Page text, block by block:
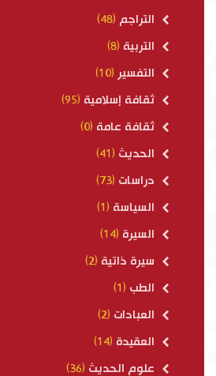
التراجم (48)
التربية (8)
التفسير (10)
ثقافة إسلامية (95)
ثقافة عامة (0)
الحديث (41)
دراسات (73)
السياسة (1)
السيرة (14)
سيرة ذاتية (2)
الطب (1)
العبادات (2)
العقيدة (14)
علوم الحديث (36)